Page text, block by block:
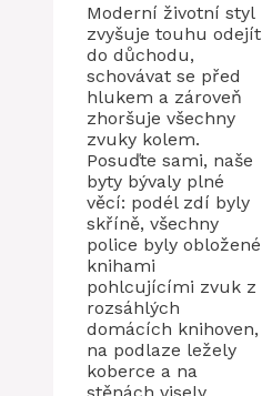
Moderní životní styl
zvyšuje touhu odejít
do důchodu,
schovávat se před
hlukem a zároveň
zhoršuje všechny
zvuky kolem.
Posuďte sami, naše
byty bývaly plné
věcí: podél zdí byly
skříně, všechny
police byly obložené
knihami
pohlcujícími zvuk z
rozsáhlých
domácích knihoven,
na podlaze ležely
koberce a na